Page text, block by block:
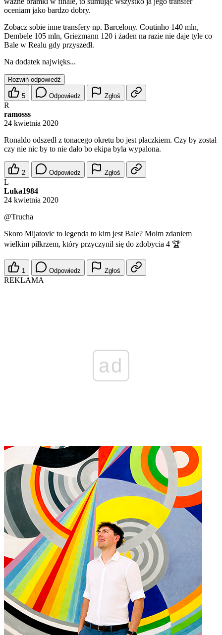
oceniam jako bardzo dobry.
Zobacz sobie inne transfery np. Barcelony. Coutinho 140 mln,
Dembele 105 mln, Griezmann 120 i żaden na razie nie daje tyle co
Bale w Realu gdy przyszedł.
Na dodatek najwięks...
Rozwiń odpowiedź
5 Odpowiedz Zgłoś
R
ramosss
24 kwietnia 2020
Ronaldo odszedł z tonacego okretu bo jest płaczkiem. Czy by został
czy nie nic by to nie dało bo ekipa byla wypalona.
2 Odpowiedz Zgłoś
L
Luka1984
24 kwietnia 2020
@Trucha
Skoro Mijatovic to legenda to kim jest Bale? Moim zdaniem
wielkim piłkrzem, który przyczynił się do zdobycia 4 🏆
1 Odpowiedz Zgłoś
REKLAMA
ad